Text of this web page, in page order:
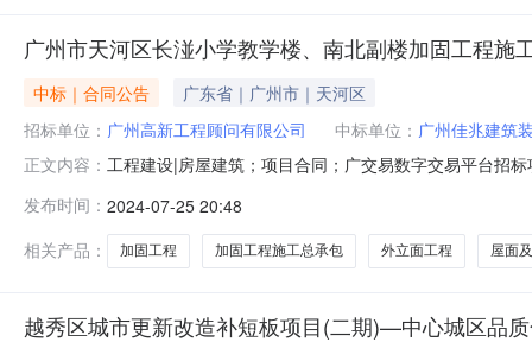
广州市天河区长湴小学教学楼、南北副楼加固工程施
中标｜合同公告
广东省｜广州市｜天河区
招标单位： 广州高新工程顾问有限公司 中标单位： 广州佳兆建筑
正文内容： 工程建设|房屋建筑；项目合同；广交易数字交易平台招
有限公司合同期限：合同签署时间：2024-07-
6562.84
发布时间： 2024-07-25 20:48
相关产品：
加固工程 加固工程施工总承包 外立面工程 屋面
越秀区城市更新改造补短板项目(二期)—中心城区品